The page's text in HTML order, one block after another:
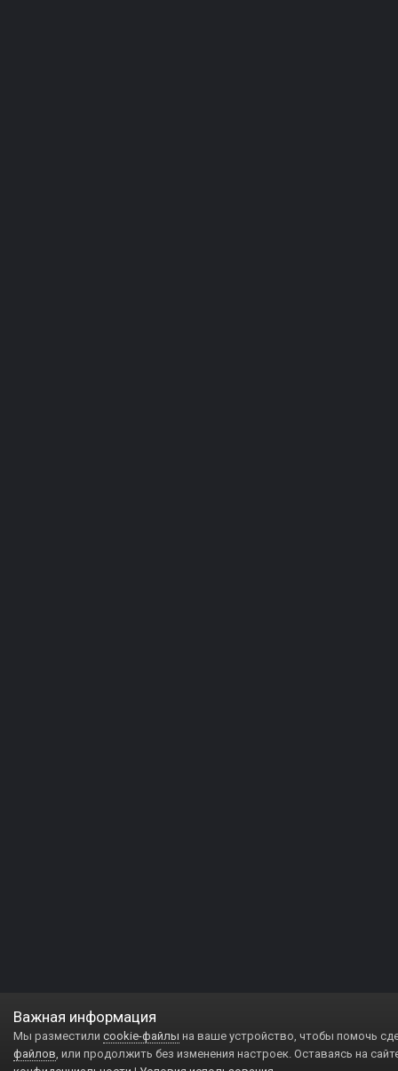
Важная информация
Мы разместили cookie-файлы на ваше устройство, чтобы помочь
файлов, или продолжить без изменения настроек. Оставаясь на